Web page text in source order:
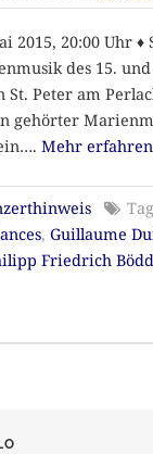
2015, 20:00 Uhr ♦
des 15.
St. Peter am
gehörter
Mehr erfahren
, Guillaume
Friedrich